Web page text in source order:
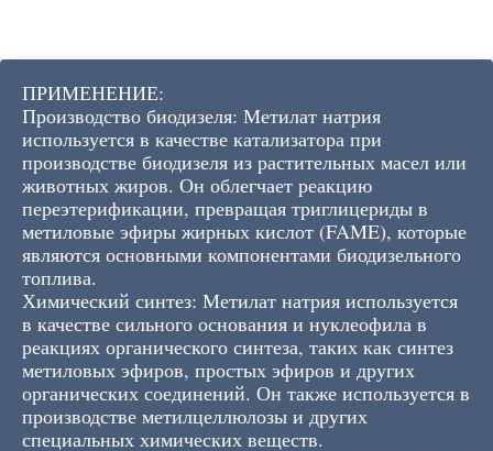
ПРИМЕНЕНИЕ:
Производство биодизеля: Метилат натрия
используется в качестве катализатора при
производстве биодизеля из растительных масел или
животных жиров. Он облегчает реакцию
переэтерификации, превращая триглицериды в
метиловые эфиры жирных кислот (FAME), которые
являются основными компонентами биодизельного
топлива.
Химический синтез: Метилат натрия используется
в качестве сильного основания и нуклеофила в
реакциях органического синтеза, таких как синтез
метиловых эфиров, простых эфиров и других
органических соединений. Он также используется в
производстве метилцеллюлозы и других
специальных химических веществ.